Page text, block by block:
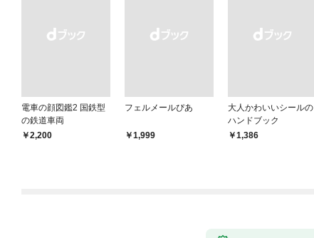
電車の顔図鑑2 国鉄型
の鉄道車両
￥2,200
フェルメールぴあ
￥1,999
大人かわいいシールの
ハンドブック
￥1,386